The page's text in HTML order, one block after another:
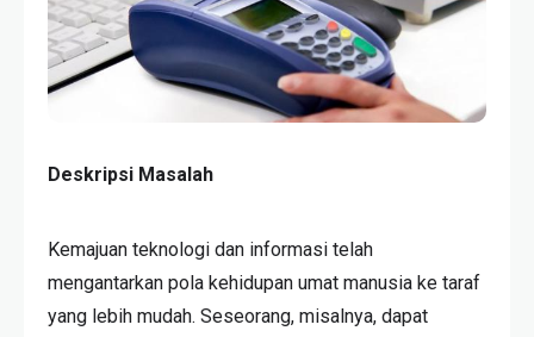
Deskripsi Masalah
Kemajuan teknologi dan informasi telah
mengantarkan pola kehidupan umat manusia ke taraf
yang lebih mudah. Seseorang, misalnya, dapat